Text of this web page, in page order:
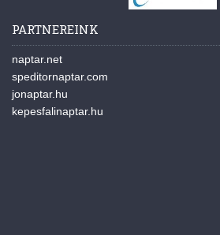
PARTNEREINK
naptar.net
speditornaptar.com
jonaptar.hu
kepesfalinaptar.hu